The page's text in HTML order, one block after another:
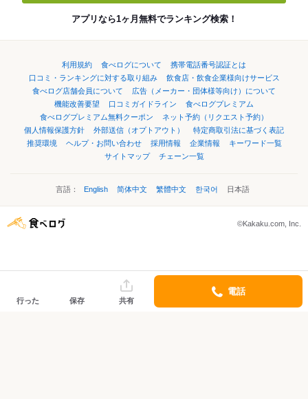
アプリなら1ヶ月無料でランキング検索！
利用規約 食べログについて
携帯電話番号認証とは
口コミ・ランキングに対する取り組み
飲食店・飲食企業様向けサービス
食べログ店舗会員について
広告（メーカー・団体様等向け）について
機能改善要望
口コミガイドライン
食べログプレミアム
食べログプレミアム無料クーポン
ネット予約（リクエスト予約）
個人情報保護方針
外部送信（オプトアウト）
特定商取引法に基づく表記
推奨環境
ヘルプ・お問い合わせ 採用情報 企業情報
キーワード一覧
サイトマップ
チェーン一覧
言語： English 简体中文 繁體中文 한국어 日本語
©Kakaku.com, Inc.
行った 保存 共有
電話